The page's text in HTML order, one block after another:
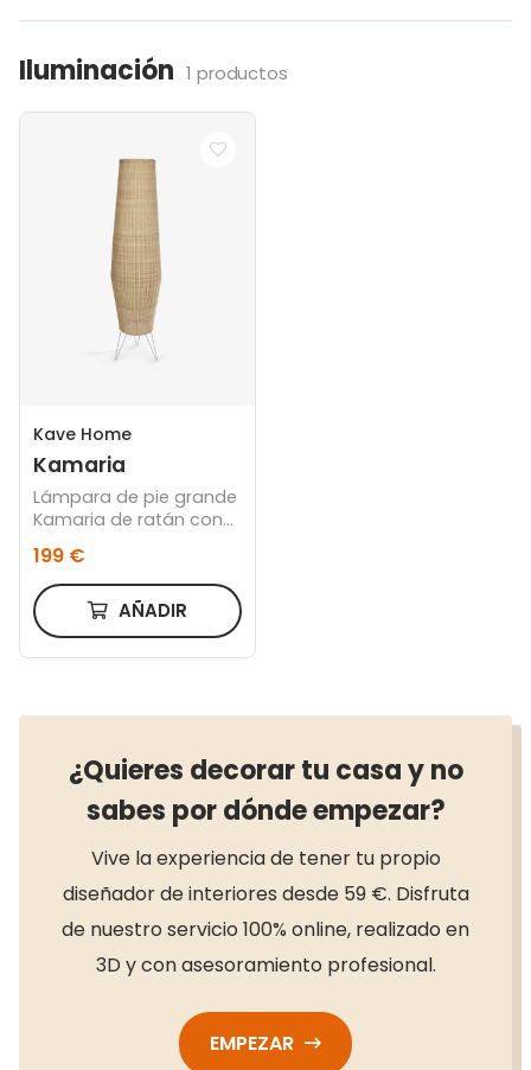
Iluminación 1 productos
Kave Home
Kamaria
Lámpara de pie grande
Kamaria de ratán con
acabado natural
199 €
AÑADIR
¿Quieres decorar tu casa y no
sabes por dónde empezar?
Vive la experiencia de tener tu propio
diseñador de interiores desde 59 €. Disfruta
de nuestro servicio 100% online, realizado en
3D y con asesoramiento profesional.
EMPEZAR